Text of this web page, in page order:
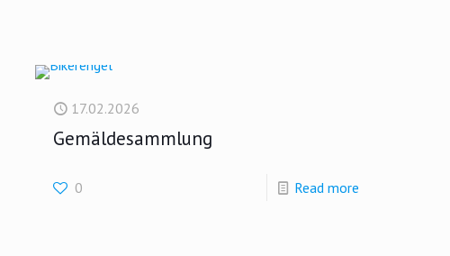
17.02.2026
Gemäldesammlung
0 Read more